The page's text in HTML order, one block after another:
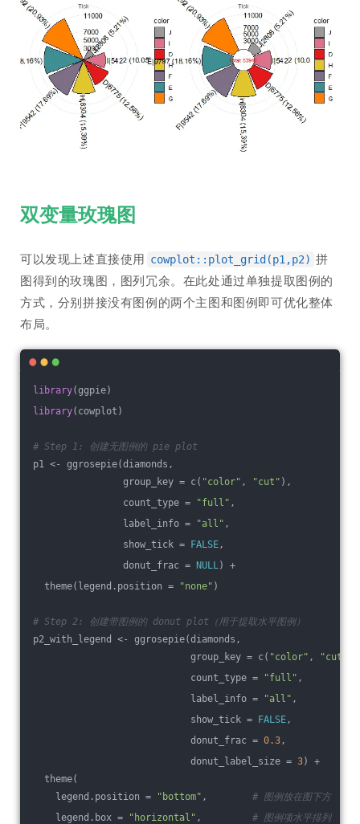
双变量玫瑰图
可以发现上述直接使用 cowplot::plot_grid(p1,p2) 拼
图得到的玫瑰图，图列冗余。在此处通过单独提取图例的
方式，分别拼接没有图例的两个主图和图例即可优化整体
布局。
library(ggpie)
library(cowplot)
# Step 1: 创建无图例的 pie plot
p1 <- ggrosepie(diamonds,
group_key = c( "color" , "cut" ),
count_type =
"full" ,
label_info =
"all" ,
show_tick = FALSE ,
donut_frac = NULL ) +
theme(legend.position =
"none" )
# Step 2: 创建带图例的 donut plot（用于提取水平图例）
p2_with_legend <- ggrosepie(diamonds,
group_key = c( "color" , "cut"
count_type =
"full" ,
label_info =
"all" ,
show_tick = FALSE ,
donut_frac = 0.3 ,
donut_label_size = 3) +
theme(
legend.position =
"bottom" , # 图例放在图下方
legend.box =
"horizontal" , # 图例项水平排列